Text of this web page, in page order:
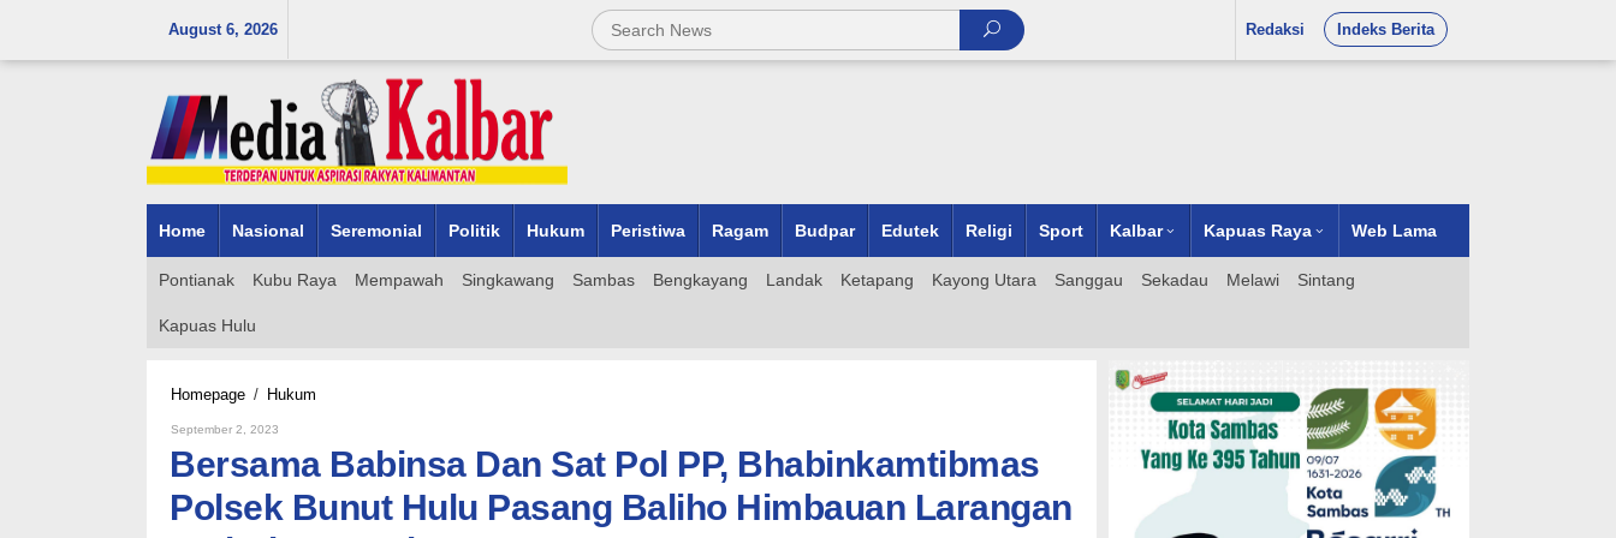
August 6, 2026 Redaksi Indeks Berita
Home Nasional Seremonial Politik Hukum Peristiwa Ragam Budpar Edutek Religi Sport Kalbar Kapuas Raya Web Lama
Pontianak Kubu Raya Mempawah Singkawang Sambas Bengkayang Landak Ketapang Kayong Utara Sanggau Sekadau Melawi Sintang
Kapuas Hulu
Homepage / Hukum
Sat
Pol
PP,
Bhabinkamtibmas
September 2, 2023
Bersama Babinsa Dan Sat Pol PP, Bhabinkamtibmas
Polsek Bunut Hulu Pasang Baliho Himbauan Larangan